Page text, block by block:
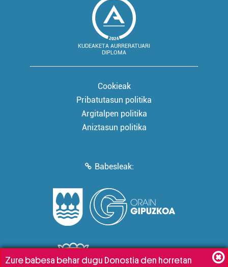
KUDEAKETA AURRERATUARI
DIPLOMA
Cookieak
Pribatutasun politika
Argitalpen politika
Aniztasun politika
Babesleak:
Zure babesa behar dugu Donostia den horretan